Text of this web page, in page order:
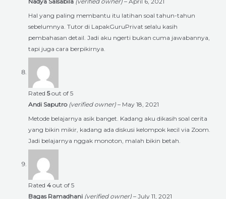
Hal yang paling membantu itu latihan soal tahun-tahun
sebelumnya. Tutor di LapakGuruPrivat selalu kasih
pembahasan detail. Jadi aku ngerti bukan cuma jawabannya,
tapi juga cara berpikirnya.
Rated 5out of 5
Andi Saputro (verified owner) – May 18, 2021
Metode belajarnya asik banget. Kadang aku dikasih soal cerita
yang bikin mikir, kadang ada diskusi kelompok kecil via Zoom.
Jadi belajarnya nggak monoton, malah bikin betah.
Rated 4 out of 5
Bagas Ramadhani (verified owner) – July 11, 2021